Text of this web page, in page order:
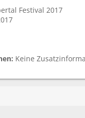
Festival 2017
Keine